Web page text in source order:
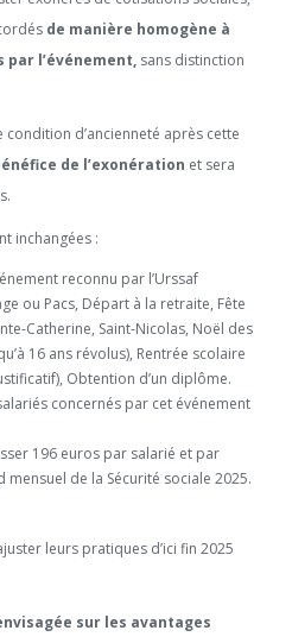
de manière homogène à
l’événement, sans distinction
d’ancienneté après cette
de l’exonération et sera
inchangées :
reconnu par l’Urssaf
ou Pacs, Départ à la retraite, Fête
Catherine, Saint-Nicolas, Noël des
16 ans révolus), Rentrée scolaire
Obtention d’un diplôme.
concernés par cet événement
196 euros par salarié et par
de la Sécurité sociale 2025.
leurs pratiques d’ici fin 2025
sur les avantages